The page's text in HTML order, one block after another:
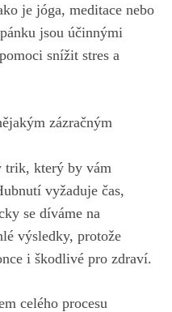
je jóga, meditace nebo
jsou účinnými
snížit stres a
⁣zázračným
trik, který by vám
vyžaduje čas,
se díváme na​
výsledky, protože
i ‍škodlivé pro⁢ zdraví.
celého procesu